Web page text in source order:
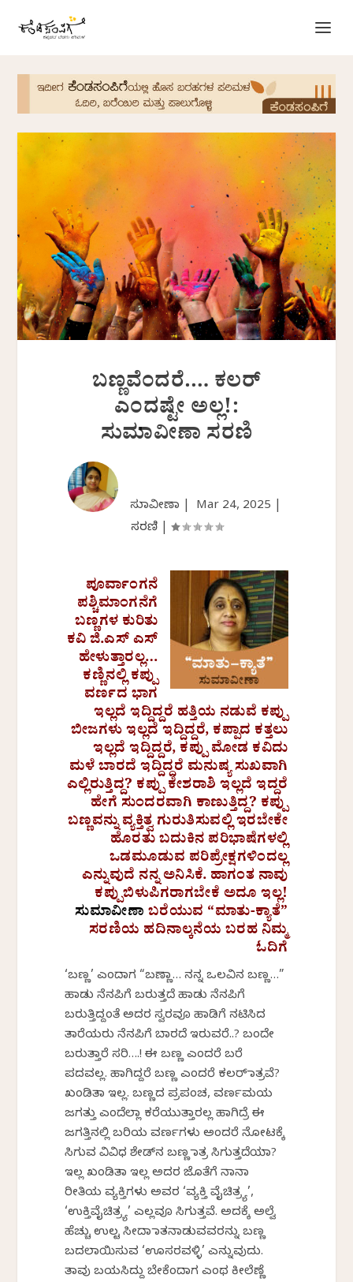
ಬಣ್ಣವೆಂದರೆ…. ಕಲರ್
ಎಂದಷ್ಟೇ ಅಲ್ಲ!:
ಸುಮಾವೀಣಾ ಸರಣಿ
ಸುಮಾವೀಣಾ | Mar 24, 2025
ಸರಣಿ|
ಪೂರ್ವಾಂಗನೆ
ಪಶ್ಚಿಮಾಂಗನೆಗೆ
ಬಣ್ಣಗಳ ಕುರಿತು
ಕವಿ ಜಿ.ಎಸ್ ಎಸ್
ಹೇಳುತ್ತಾರಲ್ಲ…
ಕಣ್ಣಿನಲ್ಲಿ ಕಪ್ಪು
ವರ್ಣದ ಭಾಗ
ಇಲ್ಲದೆ ಇದ್ದಿದ್ದರೆ ಹತ್ತಿಯ ನಡುವೆ ಕಪ್ಪು
ಬೀಜಗಳು ಇಲ್ಲದೆ ಇದ್ದಿದ್ದರೆ, ಕಪ್ಪಾದ ಕತ್ತಲು
ಇಲ್ಲದೆ ಇದ್ದಿದ್ದರೆ, ಕಪ್ಪು ಮೋಡ ಕವಿದು
ಮಳೆ ಬಾರದೆ ಇದ್ದಿದ್ದರೆ ಮನುಷ್ಯ ಸುಖವಾಗಿ
ಎಲ್ಲಿರುತ್ತಿದ್ದ? ಕಪ್ಪು ಕೇಶರಾಶಿ ಇಲ್ಲದೆ ಇದ್ದರೆ
ಹೇಗೆ ಸುಂದರವಾಗಿ ಕಾಣುತ್ತಿದ್ದ? ಕಪ್ಪು
ಬಣ್ಣವನ್ನು ವ್ಯಕ್ತಿತ್ವ ಗುರುತಿಸುವಲ್ಲಿ ಇರಬೇಕೇ
ಹೊರತು ಬದುಕಿನ ಪರಿಭಾಷೆಗಳಲ್ಲಿ
ಒಡಮೂಡುವ ಪರಿಪ್ರೇಕ್ಷಗಳಿಂದಲ್ಲ
ಎನ್ನುವುದೆ ನನ್ನ ಅನಿಸಿಕೆ. ಹಾಗಂತ ನಾವು
ಕಪ್ಪುಬಿಳುಪಿಗರಾಗಬೇಕೆ ಅದೂ ಇಲ್ಲ!
ಸುಮಾವೀಣಾ ಬರೆಯುವ “ಮಾತು-ಕ್ಯಾತೆ”
ಸರಣಿಯ ಹದಿನಾಲ್ಕನೆಯ ಬರಹ ನಿಮ್ಮ
ಓದಿಗೆ
‘ಬಣ್ಣ’ ಎಂದಾಗ “ಬಣ್ಣಾ… ನನ್ನ ಒಲವಿನ ಬಣ್ಣ…”
ಹಾಡು ನೆನಪಿಗೆ ಬರುತ್ತದೆ ಹಾಡು ನೆನಪಿಗೆ
ಬರುತ್ತಿದ್ದಂತೆ ಅದರ ಸ್ವರವೂ ಹಾಡಿಗೆ ನಟಿಸಿದ
ತಾರೆಯರು ನೆನಪಿಗೆ ಬಾರದೆ ಇರುವರೆ..? ಬಂದೇ
ಬರುತ್ತಾರೆ ಸರಿ….! ಈ ಬಣ್ಣ ಎಂದರೆ ಬರೆ
ಪದವಲ್ಲ. ಹಾಗಿದ್ದರೆ ಬಣ್ಣ ಎಂದರೆ ಕಲರ್ ಮಾತ್ರವೆ?
ಖಂಡಿತಾ ಇಲ್ಲ. ಬಣ್ಣದ ಪ್ರಪಂಚ, ವರ್ಣಮಯ
ಜಗತ್ತು ಎಂದೆಲ್ಲಾ ಕರೆಯುತ್ತಾರಲ್ಲ ಹಾಗಿದ್ರೆ ಈ
ಜಗತ್ತಿನಲ್ಲಿ ಬರಿಯ ವರ್ಣಗಳು ಅಂದರೆ ನೋಟಕ್ಕೆ
ಸಿಗುವ ವಿವಿಧ ಶೇಡ್‌ನ ಬಣ್ಣ ಮಾತ್ರ ಸಿಗುತ್ತದೆಯಾ?
ಇಲ್ಲ ಖಂಡಿತಾ ಇಲ್ಲ ಅದರ ಜೊತೆಗೆ ನಾನಾ
ರೀತಿಯ ವ್ಯಕ್ತಿಗಳು ಅವರ ‘ವ್ಯಕ್ತಿ ವೈಚಿತ್ರ್ಯ’,
‘ಉಕ್ತಿವೈಚಿತ್ರ್ಯ’ ಎಲ್ಲವೂ ಸಿಗುತ್ತವೆ. ಅದಕ್ಕೆ ಅಲ್ವೆ
ಹೆಚ್ಚು ಉಲ್ಟ ಸೀದಾ ಮಾತನಾಡುವವರನ್ನು ಬಣ್ಣ
ಬದಲಾಯಿಸುವ ‘ಊಸರವಳ್ಳಿ’ ಎನ್ನುವುದು.
ತಾವು ಬಯಸಿದ್ದು ಬೇಕೆಂದಾಗ ಎಂಥ ಕೀಲೆಣ್ಣೆ